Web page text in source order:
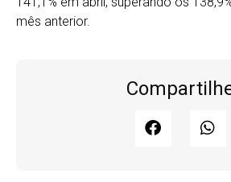
mês anterior.